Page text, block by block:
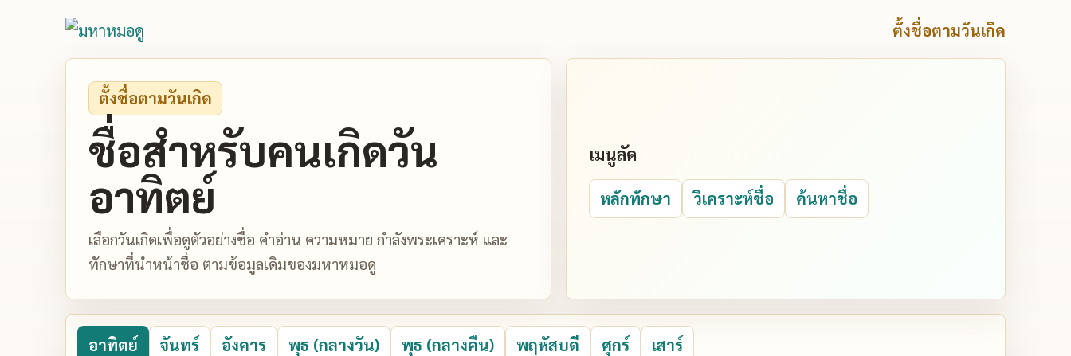
ตั้งชื่อตามวันเกิด
ตั้งชื่อตามวันเกิด
ชื่อสำหรับคนเกิดวัน
อาทิตย์
เลือกวันเกิดเพื่อดูตัวอย่างชื่อ คำอ่าน ความหมาย กำลังพระเคราะห์ และ
ทักษาที่นำหน้าชื่อ ตามข้อมูลเดิมของมหาหมอดู
เมนูลัด
หลักทักษา วิเคราะห์ชื่อ ค้นหาชื่อ
อาทิตย์ จันทร์ อังคาร พุธ (กลางวัน) พุธ (กลางคืน) พฤหัสบดี ศุกร์ เสาร์